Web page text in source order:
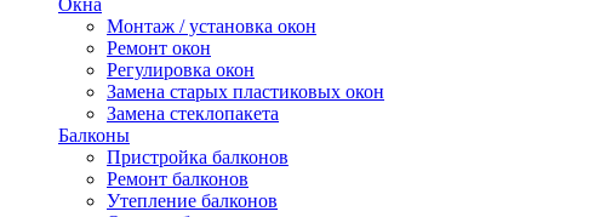
Окна
Монтаж / установка окон
Ремонт окон
Регулировка окон
Замена старых пластиковых окон
Замена стеклопакета
Балконы
Пристройка балконов
Ремонт балконов
Утепление балконов